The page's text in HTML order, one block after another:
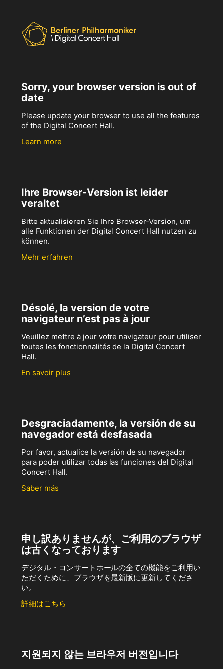
Sorry, your browser version is out of
date
Please update your browser to use all the features
of the Digital Concert Hall.
Learn more
Ihre Browser-Version ist leider
veraltet
Bitte aktualisieren Sie Ihre Browser-Version, um
alle Funktionen der Digital Concert Hall nutzen zu
können.
Mehr erfahren
Désolé, la version de votre
navigateur n’est pas à jour
Veuillez mettre à jour votre navigateur pour utiliser
toutes les fonctionnalités de la Digital Concert
Hall.
En savoir plus
Desgraciadamente, la versión de su
navegador está desfasada
Por favor, actualice la versión de su navegador
para poder utilizar todas las funciones del Digital
Concert Hall.
Saber más
申し訳ありませんが、ご利用のブラウザ
は古くなっております
デジタル・コンサートホールの全ての機能をご利用い
ただくために、ブラウザを最新版に更新してくださ
い。
詳細はこちら
지원되지 않는 브라우저 버전입니다